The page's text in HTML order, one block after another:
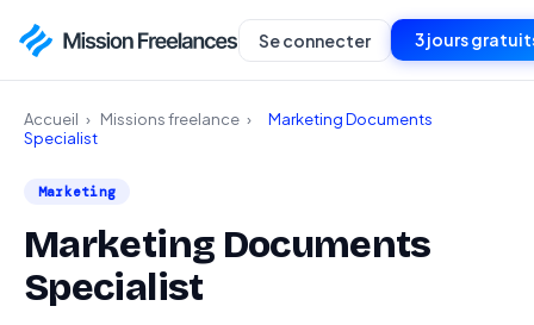
Se connecter 3 jours
Accueil › Missions freelance ›
Marketing Documents
Specialist
Marketing
Marketing Documents
Specialist